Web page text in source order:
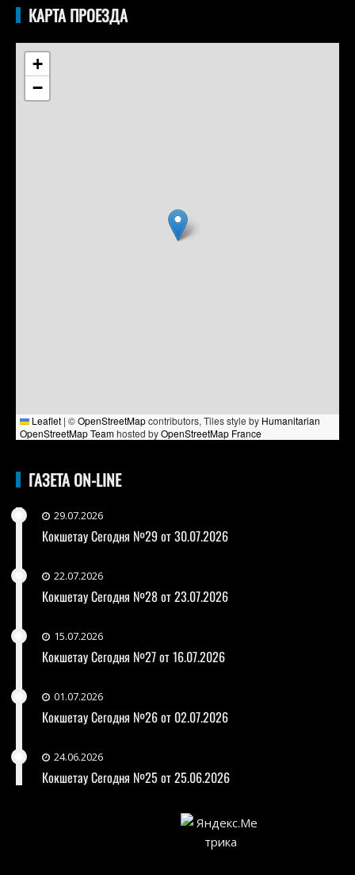
КАРТА ПРОЕЗДА
+
−
Leaflet | ©OpenStreetMapcontributors, Tiles style by Humanitarian
OpenStreetMap Teamhosted byOpenStreetMap France
ГАЗЕТА ON-LINE
29.07.2026
Кокшетау Сегодня №29 от 30.07.2026
22.07.2026
Кокшетау Сегодня №28 от 23.07.2026
15.07.2026
Кокшетау Сегодня №27 от 16.07.2026
01.07.2026
Кокшетау Сегодня №26 от 02.07.2026
24.06.2026
Кокшетау Сегодня №25 от 25.06.2026